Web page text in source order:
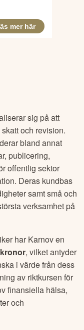
sig på att
och revision.
bland annat
publicering,
offentlig sektor
Deras kundbas
samt små och
verksamhet på
har Karnoven
, vilket antyder
i värde från dess
av riktkursen för
finansiella hälsa,
och